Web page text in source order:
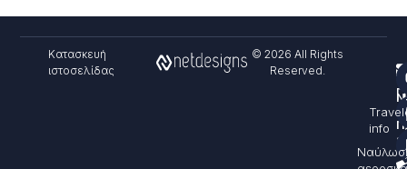
info
&
Κατασκευή
ιστοσελίδας
© 2026 All Rights
Reserved.